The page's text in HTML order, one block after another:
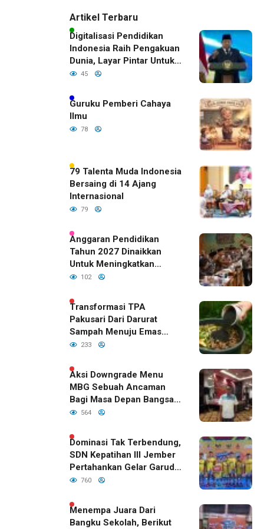
Artikel Terbaru
Digitalisasi Pendidikan
Indonesia Raih Pengakuan
Dunia, Layar Pintar Untuk
Semua Siswa
45
Guruku Pemberi Cahaya
Ilmu
78
79 Talenta Muda Indonesia
Bersaing di 14 Ajang
Internasional
79
Anggaran Pendidikan
Tahun 2027 Dinaikkan
Untuk Meningkatkan
Kualitas Anak Bangsa,
RI
102
Transformasi TPA
Pakusari Dari Darurat
Sampah Menuju Emas
Hijau di Era Kepemimpinan
233
Aksi Downgrade Menu
MBG Sebuah Ancaman
Bagi Masa Depan Bangsa
Indonesia
564
Dominasi Tak Terbendung,
SDN Kepatihan III Jember
Pertahankan Gelar Garuda
Cup 2026
760
Menempa Juara Dari
Bangku Sekolah, Berikut